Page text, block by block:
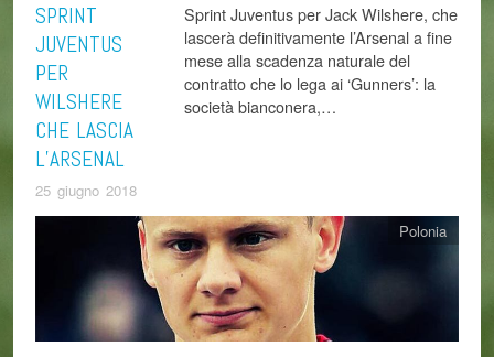
SPRINT
JUVENTUS
PER
WILSHERE
CHE LASCIA
L’ARSENAL
25 giugno 2018
Sprint Juventus per Jack Wilshere, che
lascerà definitivamente l’Arsenal a fine
mese alla scadenza naturale del
contratto che lo lega ai ‘Gunners’: la
società bianconera,…
Polonia